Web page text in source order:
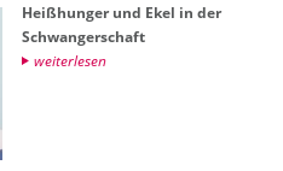
Hei­ßhun­ger und Ekel in der
Schwan­ger­schaft
wei­ter­le­sen